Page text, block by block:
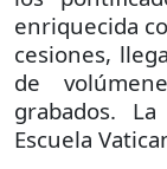
enriquecida
cesiones,
de
grabados.
Escuela